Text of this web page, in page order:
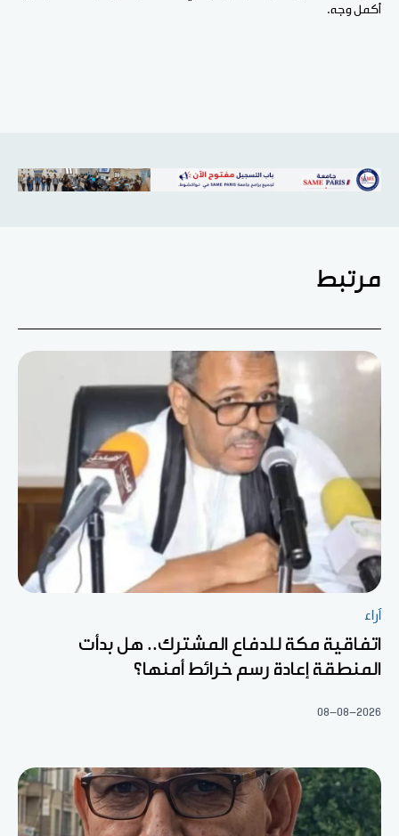
أكمل وجه.
مرتبط
آراء
اتفاقية مكة للدفاع المشترك.. هل بدأت
المنطقة إعادة رسم خرائط أمنها؟
08-08-2026